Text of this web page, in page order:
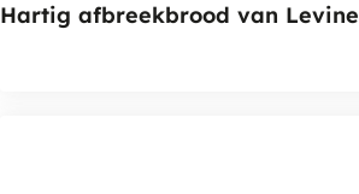
Hartig afbreekbrood van Levine